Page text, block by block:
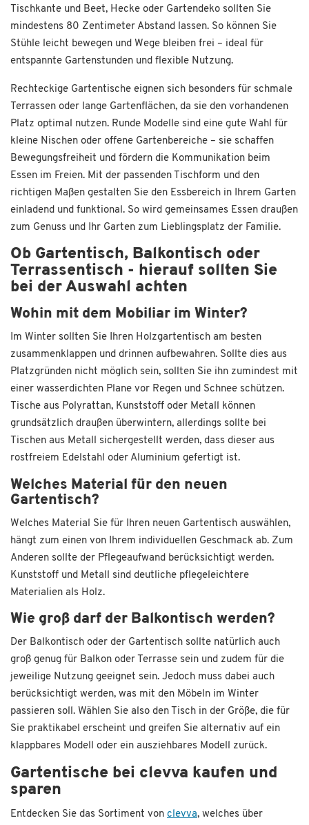
Tischkante und Beet, Hecke oder Gartendeko sollten Sie
mindestens 80 Zentimeter Abstand lassen. So können Sie
Stühle leicht bewegen und Wege bleiben frei – ideal für
entspannte Gartenstunden und flexible Nutzung.
Rechteckige Gartentische eignen sich besonders für schmale
Terrassen oder lange Gartenflächen, da sie den vorhandenen
Platz optimal nutzen. Runde Modelle sind eine gute Wahl für
kleine Nischen oder offene Gartenbereiche – sie schaffen
Bewegungsfreiheit und fördern die Kommunikation beim
Essen im Freien. Mit der passenden Tischform und den
richtigen Maßen gestalten Sie den Essbereich in Ihrem Garten
einladend und funktional. So wird gemeinsames Essen draußen
zum Genuss und Ihr Garten zum Lieblingsplatz der Familie.
Ob Gartentisch, Balkontisch oder
Terrassentisch - hierauf sollten Sie
bei der Auswahl achten
Wohin mit dem Mobiliar im Winter?
Im Winter sollten Sie Ihren Holzgartentisch am besten
zusammenklappen und drinnen aufbewahren. Sollte dies aus
Platzgründen nicht möglich sein, sollten Sie ihn zumindest mit
einer wasserdichten Plane vor Regen und Schnee schützen.
Tische aus Polyrattan, Kunststoff oder Metall können
grundsätzlich draußen überwintern, allerdings sollte bei
Tischen aus Metall sichergestellt werden, dass dieser aus
rostfreiem Edelstahl oder Aluminium gefertigt ist.
Welches Material für den neuen
Gartentisch?
Welches Material Sie für Ihren neuen Gartentisch auswählen,
hängt zum einen von Ihrem individuellen Geschmack ab. Zum
Anderen sollte der Pflegeaufwand berücksichtigt werden.
Kunststoff und Metall sind deutliche pflegeleichtere
Materialien als Holz.
Wie groß darf der Balkontisch werden?
Der Balkontisch oder der Gartentisch sollte natürlich auch
groß genug für Balkon oder Terrasse sein und zudem für die
jeweilige Nutzung geeignet sein. Jedoch muss dabei auch
berücksichtigt werden, was mit den Möbeln im Winter
passieren soll. Wählen Sie also den Tisch in der Größe, die für
Sie praktikabel erscheint und greifen Sie alternativ auf ein
klappbares Modell oder ein ausziehbares Modell zurück.
Gartentische bei clevva kaufen und
sparen
Entdecken Sie das Sortiment von clevva, welches über